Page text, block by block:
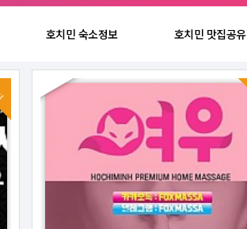
호치민 숙소정보 호치민 맛집공유